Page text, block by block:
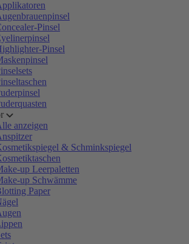
Pinsel
Pinsel
anzeigen
& Schminkspiegel
up Leerpaletten
up Schwämme
Paper